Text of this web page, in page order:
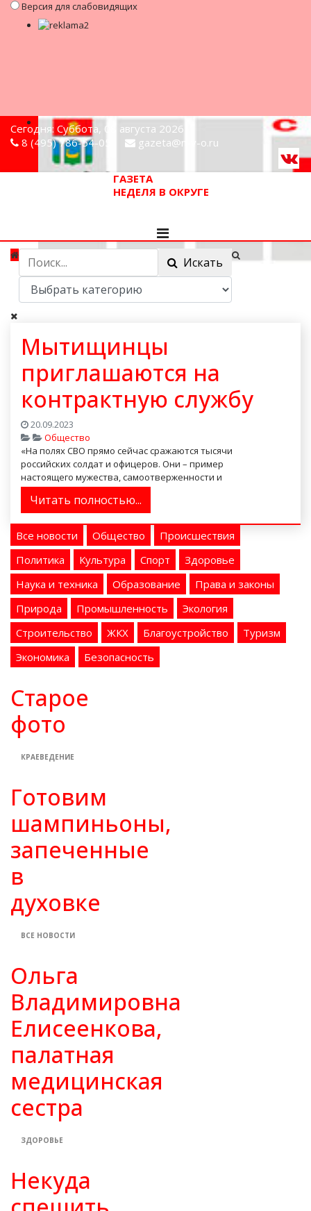
Версия для слабовидящих
Сегодня: Суббота, 08 августа 2026
8 (495) 786-54-05
gazeta@n-v-o.ru
ГАЗЕТА
НЕДЕЛЯ В ОКРУГЕ
Искать
Мытищинцы
приглашаются на
контрактную службу
20.09.2023
Общество
«На полях СВО прямо сейчас сражаются тысячи
российских солдат и офицеров. Они – пример
настоящего мужества, самоотверженности и
патриотизма», – считае...
Читать полностью...
Все новости Общество
Происшествия
Политика
Культура Спорт
Здоровье
Наука и техника
Образование
Права и законы
Природа
Промышленность
Экология
Строительство
ЖКХ Благоустройство
Туризм
Экономика
Безопасность
Старое
фото
КРАЕВЕДЕНИЕ
Готовим
шампиньоны,
запеченные
в
духовке
ВСЕ НОВОСТИ
Ольга
Владимировна
Елисеенкова,
палатная
медицинская
сестра
ЗДОРОВЬЕ
Некуда